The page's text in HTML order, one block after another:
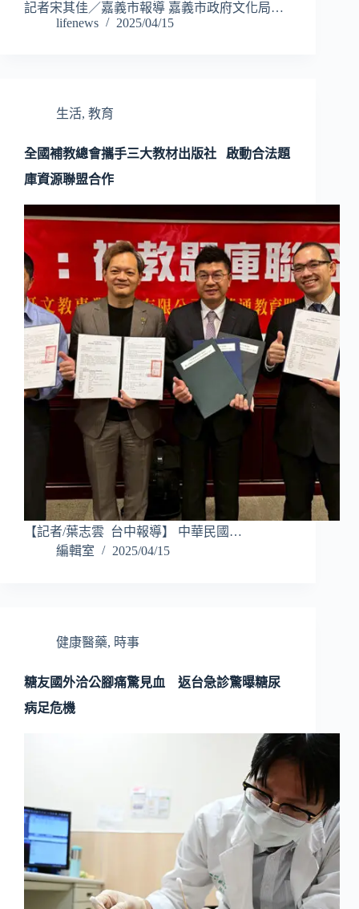
記者宋其佳／嘉義市報導 嘉義市政府文化局…
lifenews
2025/04/15
生活, 教育
全國補教總會攜手三大教材出版社 啟動合法題
庫資源聯盟合作
【記者/葉志雲 台中報導】 中華民國…
編輯室
2025/04/15
健康醫藥, 時事
糖友國外洽公腳痛驚見血 返台急診驚曝糖尿
病足危機